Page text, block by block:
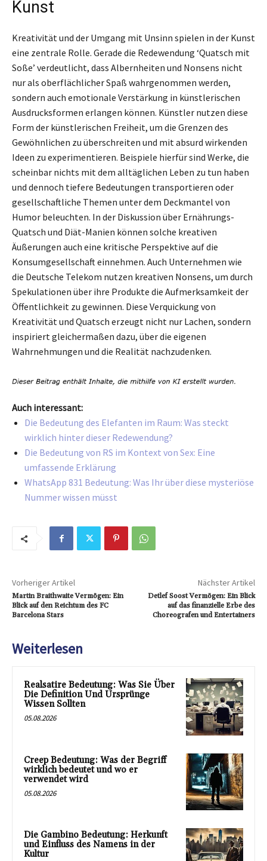
Kunst
Kreativität und der Umgang mit Unsinn spielen in der Kunst
eine zentrale Rolle. Gerade die Redewendung ‘Quatsch mit
Soße’ verdeutlicht, dass Albernheiten und Nonsens nicht
nur als oberflächlicher Spaß wahrgenommen werden,
sondern auch emotionale Verstärkung in künstlerischen
Ausdrucksformen erlangen können. Künstler nutzen diese
Form der künstlerischen Freiheit, um die Grenzen des
Gewöhnlichen zu überschreiten und mit absurd wirkenden
Ideen zu experimentieren. Beispiele hierfür sind Werke, die
scheinbar nichts mit dem alltäglichen Leben zu tun haben
und dennoch tiefere Bedeutungen transportieren oder
gesellschaftliche Themen unter dem Deckmantel von
Humor beleuchten. In der Diskussion über Ernährungs-
Quatsch und Diät-Manien können solche kreativen
Äußerungen auch eine kritische Perspektive auf die
Konsumgesellschaft einnehmen. Auch Unternehmen wie
die Deutsche Telekom nutzen kreativen Nonsens, um durch
Spekulationen über ihre Produkte die Aufmerksamkeit der
Öffentlichkeit zu gewinnen. Diese Verquickung von
Kreativität und Quatsch erzeugt nicht nur Lachen, sondern
inspiriert gleichermaßen dazu, über die eigenen
Wahrnehmungen und die Realität nachzudenken.
Auch interessant:
Die Bedeutung des Elefanten im Raum: Was steckt
wirklich hinter dieser Redewendung?
Die Bedeutung von RS im Kontext von Sex: Eine
umfassende Erklärung
WhatsApp 831 Bedeutung: Was Ihr über diese mysteriöse
Nummer wissen müsst
Vorheriger Artikel
Martin Braithwaite Vermögen: Ein
Blick auf den Reichtum des FC
Barcelona Stars
Nächster Artikel
Detlef Soost Vermögen: Ein Blick
auf das finanzielle Erbe des
Choreografen und Entertainers
Weiterlesen
Realsatire Bedeutung: Was Sie Über
Die Definition Und Ursprünge
Wissen Sollten
05.08.2026
Creep Bedeutung: Was der Begriff
wirklich bedeutet und wo er
verwendet wird
05.08.2026
Die Gambino Bedeutung: Herkunft
und Einfluss des Namens in der
Kultur